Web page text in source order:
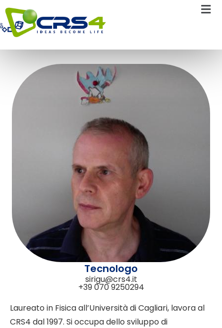
Tecnologo
sirigu@crs4.it
+39 070 9250294
Laureato in Fisica all’Università di Cagliari, lavora al
CRS4 dal 1997. Si occupa dello sviluppo di